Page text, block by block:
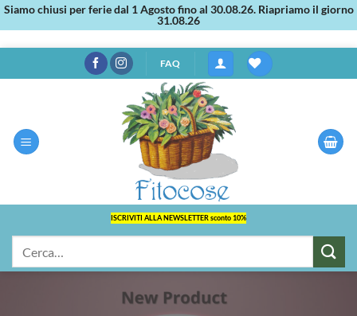
Siamo chiusi per ferie dal 1 Agosto fino al 30.08.26. Riapriamo il giorno
31.08.26
ai
FAQ
ISCRIVITI ALLA NEWSLETTER sconto 10%